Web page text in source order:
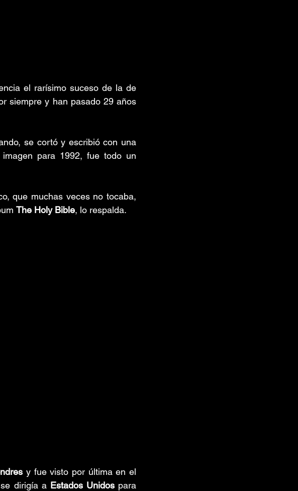
el rarísimo suceso de la de
siempre y han pasado 29 años
se cortó y escribió con una
para 1992, fue todo un
que muchas veces no tocaba,
The Holy Bible, lo respalda.
dirigía a Estados Unidos para